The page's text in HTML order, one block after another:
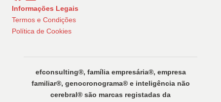
Informações Legais
Termos e Condições
Política de Cookies
efconsulting®️, família empresária®️, empresa
familiar®️, genocronograma®️ e inteligência não
cerebral®️ são marcas registadas da